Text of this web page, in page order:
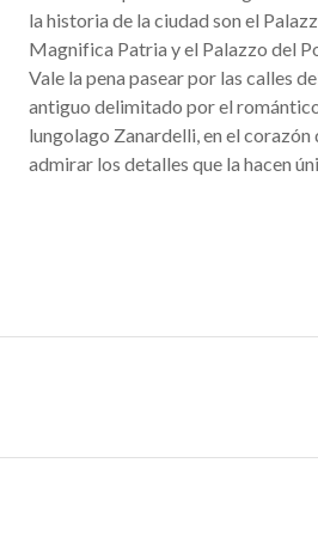
della
la historia de la ciudad son el
Magnifica Patria y el Palazzo del
Vale la pena pasear por las calles
antiguo delimitado por el
lungolago Zanardelli, en el corazón
admirar los detalles que la hacen